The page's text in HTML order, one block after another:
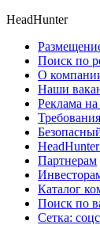
HeadHunter
Поиск по
О
Наши
Реклама на
Партнерам
Каталог
Поиск по
Сетка: